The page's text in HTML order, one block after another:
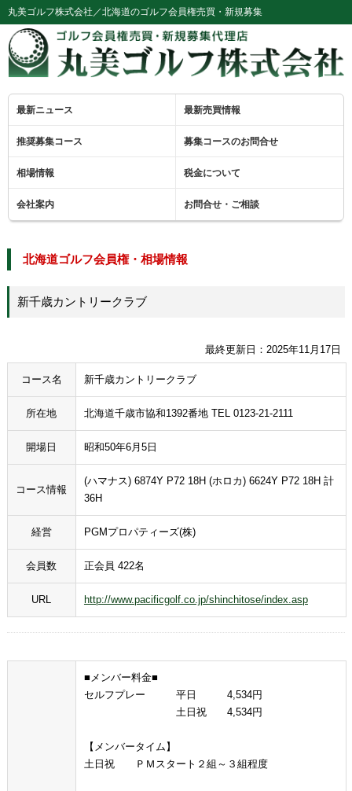
丸美ゴルフ株式会社／北海道のゴルフ会員権売買・新規募集
最新ニュース 最新売買情報
推奨募集コース 募集コースのお問合せ
相場情報 税金について
会社案内 お問合せ・ご相談
北海道ゴルフ会員権・相場情報
新千歳カントリークラブ
最終更新日：2025年11月17日
コース名 新千歳カントリークラブ
所在地 北海道千歳市協和1392番地 TEL 0123-21-2111
開場日 昭和50年6月5日
コース情報
(ハマナス) 6874Y P72 18H (ホロカ) 6624Y P72 18H 計
36H
経営 PGMプロパティーズ(株)
会員数 正会員 422名
URL http://www.pacificgolf.co.jp/shinchitose/index.asp
■メンバー料金■
セルフプレー 平日 4,534円
土日祝 4,534円
【メンバータイム】
土日祝 ＰＭスタート２組～３組程度